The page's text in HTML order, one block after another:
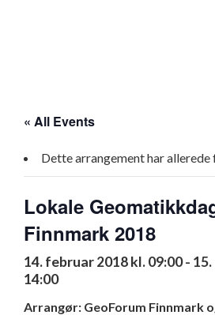
« All Events
Dette arrangement har allerede
Lokale
Finnmark 2018
14. februar 2018 kl. 09:00-
14:00
Arrangør: GeoForum Finnmark